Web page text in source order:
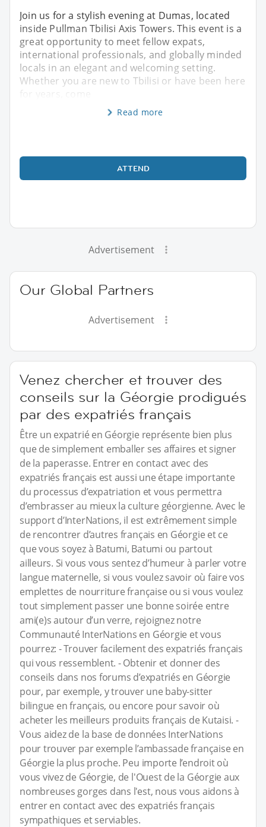
Join us for a stylish evening at Dumas, located
inside Pullman Tbilisi Axis Towers. This event is a
great opportunity to meet fellow expats,
international professionals, and globally minded
locals in an elegant and welcoming setting.
Whether you are new to Tbilisi or have been here
for years, come
Read more
ATTEND
Advertisement
Our Global Partners
Advertisement
Venez chercher et trouver des
conseils sur la Géorgie prodigués
par des expatriés français
Être un expatrié en Géorgie représente bien plus
que de simplement emballer ses affaires et signer
de la paperasse. Entrer en contact avec des
expatriés français est aussi une étape importante
du processus d’expatriation et vous permettra
d’embrasser au mieux la culture géorgienne. Avec le
support d’InterNations, il est extrêmement simple
de rencontrer d’autres français en Géorgie et ce
que vous soyez à Batumi, Batumi ou partout
ailleurs. Si vous vous sentez d’humeur à parler votre
langue maternelle, si vous voulez savoir où faire vos
emplettes de nourriture française ou si vous voulez
tout simplement passer une bonne soirée entre
ami(e)s autour d’un verre, rejoignez notre
Communauté InterNations en Géorgie et vous
pourrez: - Trouver facilement des expatriés français
qui vous ressemblent. - Obtenir et donner des
conseils dans nos forums d’expatriés en Géorgie
pour, par exemple, y trouver une baby-sitter
bilingue en français, ou encore pour savoir où
acheter les meilleurs produits français de Kutaisi. -
Vous aidez de la base de données InterNations
pour trouver par exemple l’ambassade française en
Géorgie la plus proche. Peu importe l’endroit où
vous vivez de Géorgie, de l'Ouest de la Géorgie aux
nombreuses gorges dans l'est, nous vous aidons à
entrer en contact avec des expatriés français
sympathiques et serviables.